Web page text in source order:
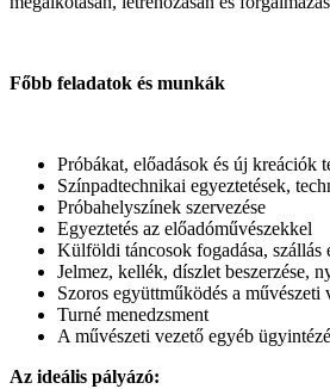
Főbb feladatok és munkák
Próbákat, előadások és új kreációk
Színpadtechnikai egyeztetések,
Próbahelyszínek szervezése
Egyeztetés az előadóművészekkel
Külföldi táncosok fogadása, szállás
Jelmez, kellék, díszlet beszerzése,
Szoros együttműködés a művészeti
Turné menedzsment
A művészeti vezető egyéb
Az ideális pályázó: